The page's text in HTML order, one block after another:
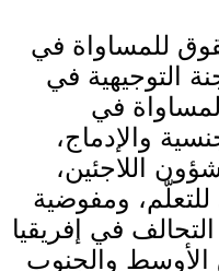
للمساواة في
التوجيهية في
في
والإدماج،
اللاجئين،
ومفوضية
التحالف في إفريقيا
الأوسط والجنوب